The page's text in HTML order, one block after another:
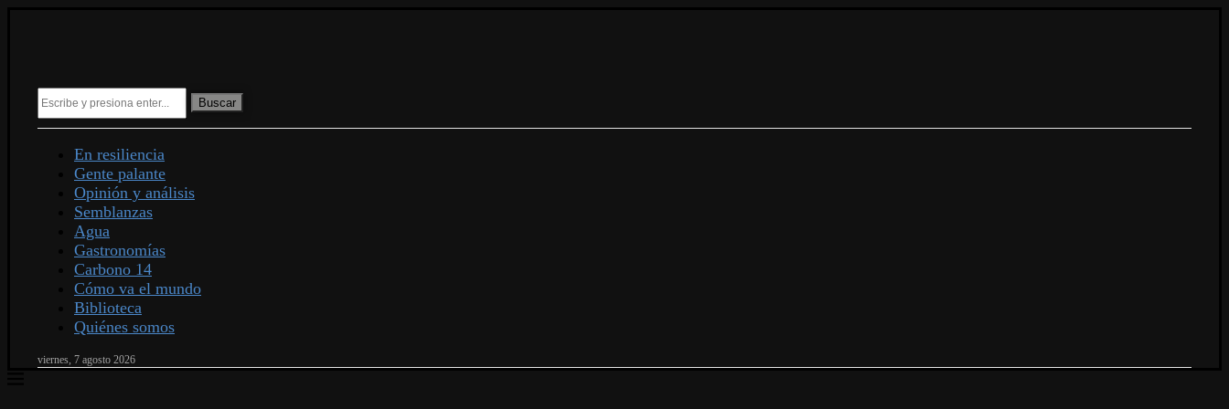
Buscar
En resiliencia
Gente palante
Opinión y análisis
Semblanzas
Agua
Gastronomías
Carbono 14
Cómo va el mundo
Biblioteca
Quiénes somos
viernes, 7 agosto 2026